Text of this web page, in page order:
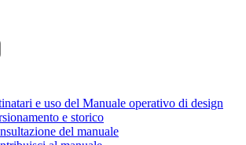
e uso del Manuale operativo di design
e storico
del manuale